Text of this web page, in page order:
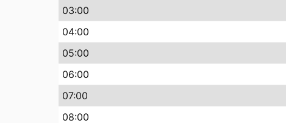
03:00
04:00
05:00
06:00
07:00
08:00